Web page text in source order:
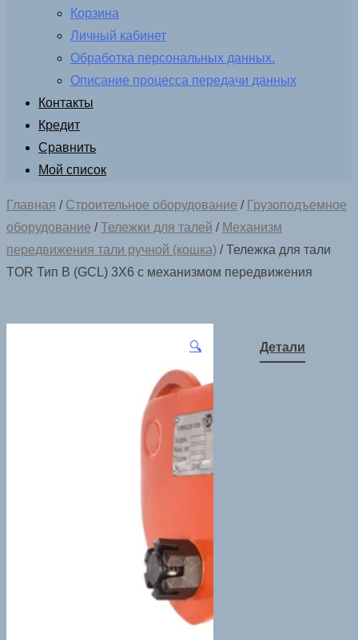
Корзина
Личный кабинет
Обработка персональных данных.
Описание процесса передачи данных
Контакты
Кредит
Сравнить
Мой список
Главная / Строительное оборудование / Грузоподъемное
оборудование /Тележки для талей / Механизм
передвижения тали ручной (кошка) / Тележка для тали
TOR Тип В (GCL) 3Х6 с механизмом передвижения
🔍 Детали